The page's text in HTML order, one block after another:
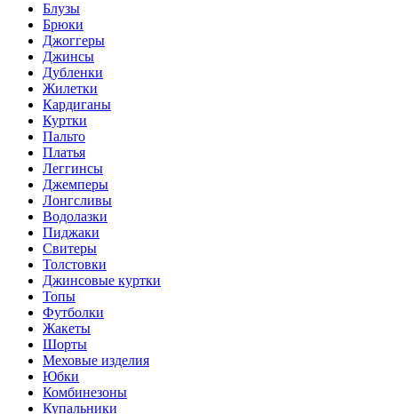
Блузы
Брюки
Джоггеры
Джинсы
Дубленки
Жилетки
Кардиганы
Куртки
Пальто
Платья
Леггинсы
Джемперы
Лонгсливы
Водолазки
Пиджаки
Свитеры
Толстовки
Джинсовые куртки
Топы
Футболки
Жакеты
Шорты
Меховые изделия
Юбки
Комбинезоны
Купальники